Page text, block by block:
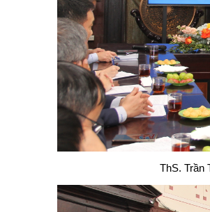
ThS. Trần